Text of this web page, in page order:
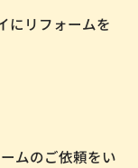
にリフォームを
ムのご依頼をい